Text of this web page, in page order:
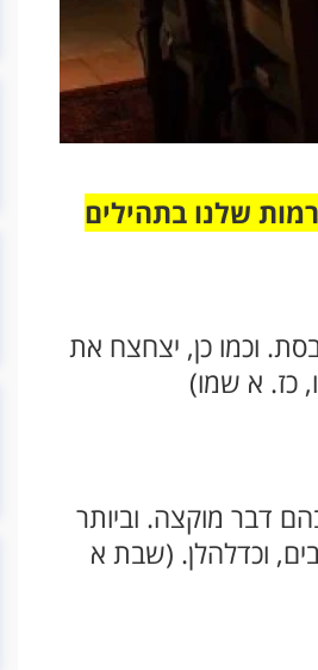
שלנו בתהילים
וכמו כן, יצחצח את
כז. א שמו)
דבר מוקצה. וביותר
וכדלהלן. (שבת א